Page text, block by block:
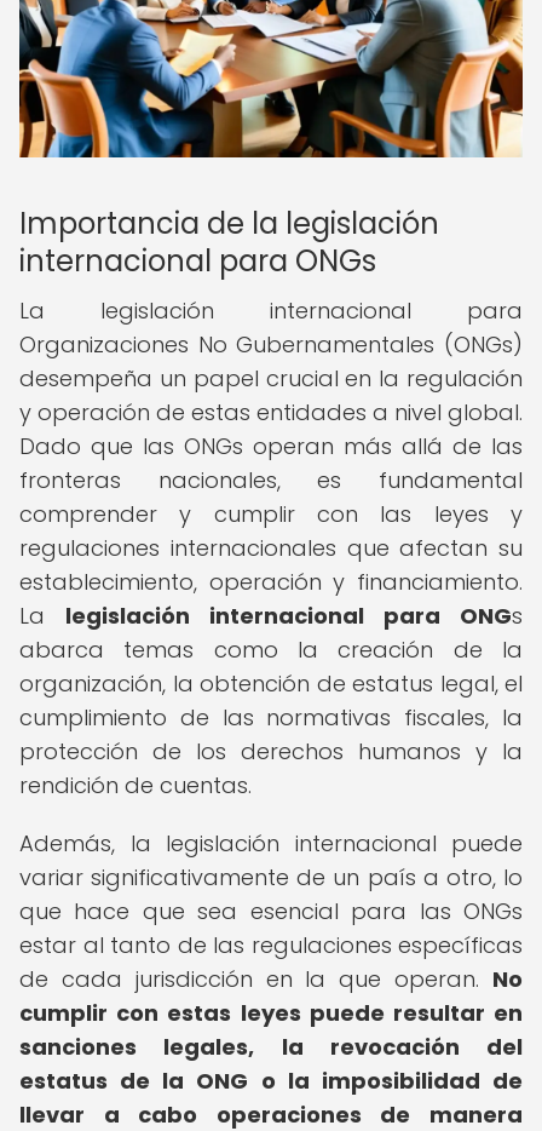
Importancia de la legislación
internacional para ONGs
La legislación internacional para
Organizaciones No Gubernamentales (ONGs)
desempeña un papel crucial en la regulación
y operación de estas entidades a nivel global.
Dado que las ONGs operan más allá de las
fronteras nacionales, es fundamental
comprender y cumplir con las leyes y
regulaciones internacionales que afectan su
establecimiento, operación y financiamiento.
La legislación internacional para ONGs
abarca temas como la creación de la
organización, la obtención de estatus legal, el
cumplimiento de las normativas fiscales, la
protección de los derechos humanos y la
rendición de cuentas.
Además, la legislación internacional puede
variar significativamente de un país a otro, lo
que hace que sea esencial para las ONGs
estar al tanto de las regulaciones específicas
de cada jurisdicción en la que operan. No
cumplir con estas leyes puede resultar en
sanciones legales, la revocación del
estatus de la ONG o la imposibilidad de
llevar a cabo operaciones de manera